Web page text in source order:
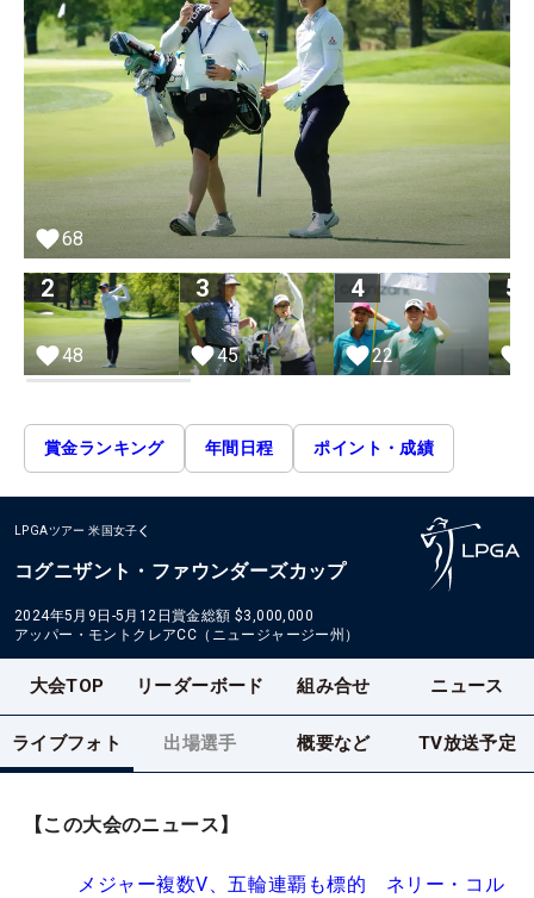
68
2
48
3
45
4
22
5
賞金ランキング 年間日程 ポイント・成績
LPGAツアー 米国女子
コグニザント・ファウンダーズカップ
2024年5月9日-5月12日賞金総額 $3,000,000
アッパー・モントクレアCC（ニュージャージー州）
大会TOP リーダーボード 組み合せ ニュース
ライブフォト 出場選手 概要など TV放送予定
【この大会のニュース】
メジャー複数V、五輪連覇も標的 ネリー・コル